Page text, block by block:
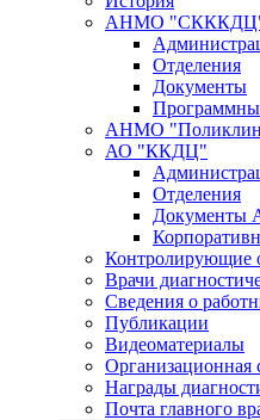
АНМО
Отделения
Документы
АНМО
АО "ККДЦ"
Отделения
Документы
Контролирующие
Врачи
Сведения о
Публикации
Видеоматериалы
Организационная
Награды
Почта главного